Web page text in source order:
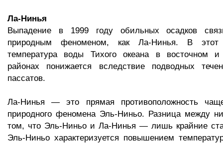
Ла-Нинья
Выпадение в 1999 году обильных осадков
природным феноменом, как Ла-Нинья. В этот
температура воды Тихого океана в восточном и
районах понижается вследствие подводных
пассатов.
Ла-Нинья — это прямая противоположность
природного феномена Эль-Ниньо. Разница между
том, что Эль-Ниньо и Ла-Нинья — лишь крайние
Эль-Ниньо характеризуется повышением